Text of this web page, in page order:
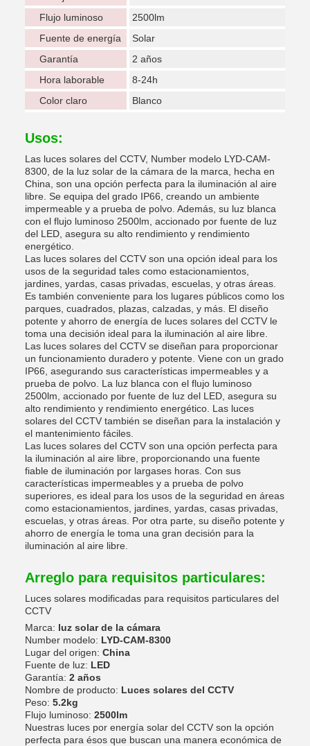
Flujo luminoso
2500lm
Fuente de energía
Solar
Garantía
2 años
Hora laborable
8-24h
Color claro
Blanco
Usos:
Las luces solares del CCTV, Number modelo LYD-CAM-
8300, de la luz solar de la cámara de la marca, hecha en
China, son una opción perfecta para la iluminación al aire
libre. Se equipa del grado IP66, creando un ambiente
impermeable y a prueba de polvo. Además, su luz blanca
con el flujo luminoso 2500lm, accionado por fuente de luz
del LED, asegura su alto rendimiento y rendimiento
energético.
Las luces solares del CCTV son una opción ideal para los
usos de la seguridad tales como estacionamientos,
jardines, yardas, casas privadas, escuelas, y otras áreas.
Es también conveniente para los lugares públicos como los
parques, cuadrados, plazas, calzadas, y más. El diseño
potente y ahorro de energía de luces solares del CCTV le
toma una decisión ideal para la iluminación al aire libre.
Las luces solares del CCTV se diseñan para proporcionar
un funcionamiento duradero y potente. Viene con un grado
IP66, asegurando sus características impermeables y a
prueba de polvo. La luz blanca con el flujo luminoso
2500lm, accionado por fuente de luz del LED, asegura su
alto rendimiento y rendimiento energético. Las luces
solares del CCTV también se diseñan para la instalación y
el mantenimiento fáciles.
Las luces solares del CCTV son una opción perfecta para
la iluminación al aire libre, proporcionando una fuente
fiable de iluminación por largases horas. Con sus
características impermeables y a prueba de polvo
superiores, es ideal para los usos de la seguridad en áreas
como estacionamientos, jardines, yardas, casas privadas,
escuelas, y otras áreas. Por otra parte, su diseño potente y
ahorro de energía le toma una gran decisión para la
iluminación al aire libre.
Arreglo para requisitos particulares:
Luces solares modificadas para requisitos particulares del
CCTV
Marca: luz solar de la cámara
Number modelo: LYD-CAM-8300
Lugar del origen: China
Fuente de luz: LED
Garantía: 2 años
Nombre de producto: Luces solares del CCTV
Peso: 5.2kg
Flujo luminoso: 2500lm
Nuestras luces por energía solar del CCTV son la opción
perfecta para ésos que buscan una manera económica de